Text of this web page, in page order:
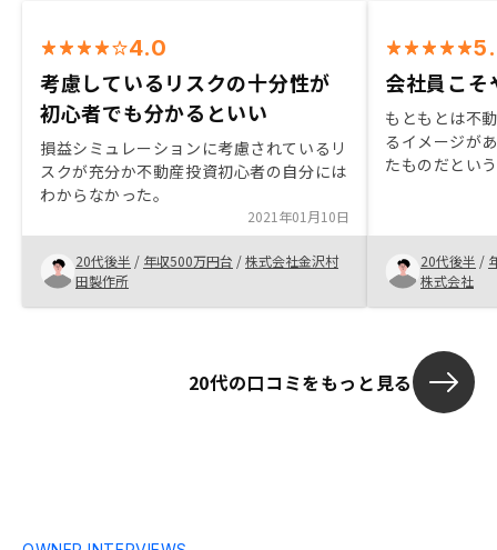
4.0
考慮しているリスクの十分性が
初心者でも分かるといい
損益シミュレーションに考慮されているリ
スクが充分か不動産投資初心者の自分には
わからなかった。
2021年01月10日
20代後半 / 年収500万円台 /株式会社金沢村
田製作所
会社員こそ
もともとは不
るイメージが
たものだとい
ことで、むし
思いました。
てアプリで管
トもあるので
20代後半 /
株式会社
20代の口コミをもっと見る